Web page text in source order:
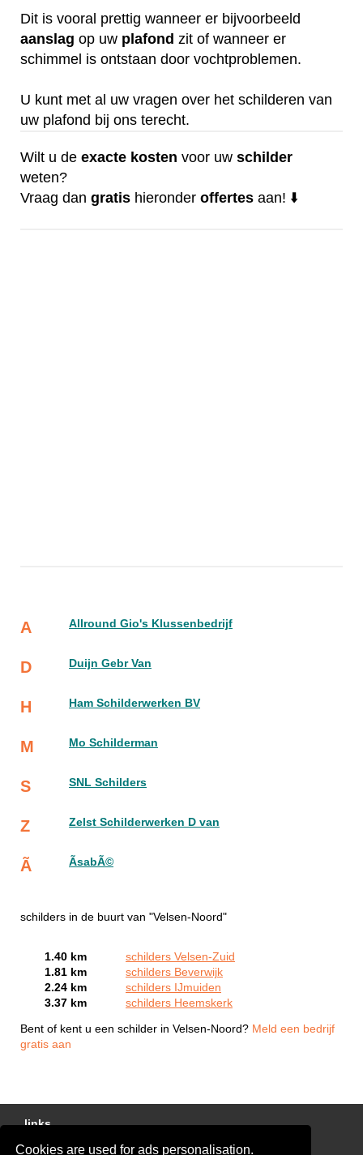
Cookies are used for ads personalisation.
Dit is vooral prettig wanneer er bijvoorbeeld
aanslag op uw plafond zit of wanneer er
schimmel is ontstaan door vochtproblemen.
U kunt met al uw vragen over het schilderen van
uw plafond bij ons terecht.
Wilt u de exacte kosten voor uw schilder
weten?
Vraag dan gratis hieronder offertes aan! ⬇️
A Allround Gio's Klussenbedrijf
D Duijn Gebr Van
H Ham Schilderwerken BV
M Mo Schilderman
S SNL Schilders
Z Zelst Schilderwerken D van
Ã ÃsabÃ©
schilders in de buurt van "Velsen-Noord"
1.40 km
schilders Velsen-Zuid
1.81 km
schilders Beverwijk
2.24 km
schilders IJmuiden
3.37 km
schilders Heemskerk
Bent of kent u een schilder in Velsen-Noord? Meld een bedrijf
gratis aan
links
Gratis Schilder Offertes Vergelijken